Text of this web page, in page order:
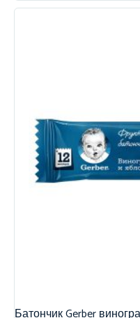
Батончик Gerber